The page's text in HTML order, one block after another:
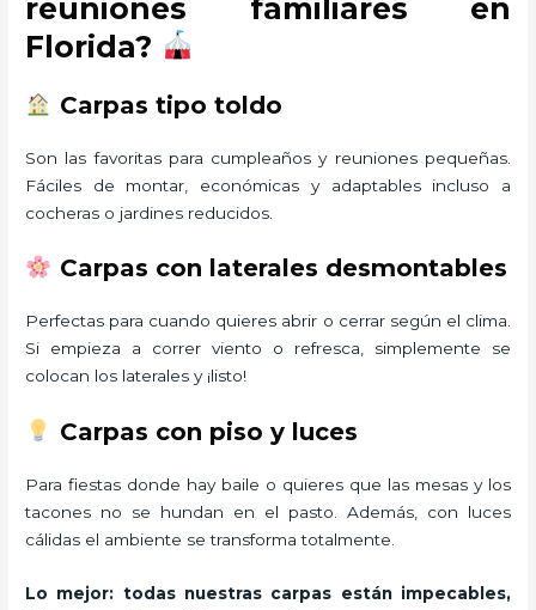
reuniones familiares en
Florida?
Carpas tipo toldo
Son las favoritas para cumpleaños y reuniones pequeñas.
Fáciles de montar, económicas y adaptables incluso a
cocheras o jardines reducidos.
Carpas con laterales desmontables
Perfectas para cuando quieres abrir o cerrar según el clima.
Si empieza a correr viento o refresca, simplemente se
colocan los laterales y ¡listo!
Carpas con piso y luces
Para fiestas donde hay baile o quieres que las mesas y los
tacones no se hundan en el pasto. Además, con luces
cálidas el ambiente se transforma totalmente.
Lo mejor: todas nuestras carpas están impecables,